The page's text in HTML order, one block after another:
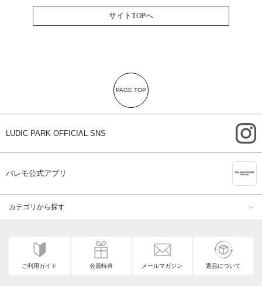
サイトTOPへ
PAGE TOP
LUDIC PARK OFFICIAL SNS
パレモ公式アプリ
カテゴリから探す
ご利用ガイド 会員特典 メールマガジン 返品について